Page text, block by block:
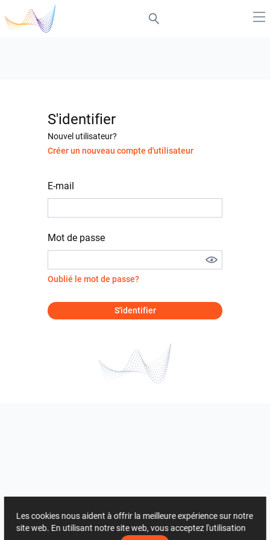
S'identifier
Nouvel utilisateur?
Créer un nouveau compte d'utilisateur
E-mail
Mot de passe
Oublié le mot de passe?
S'identifier
Les cookies nous aident à offrir la meilleure expérience sur notre
site web. En utilisant notre site web, vous acceptez l'utilisation